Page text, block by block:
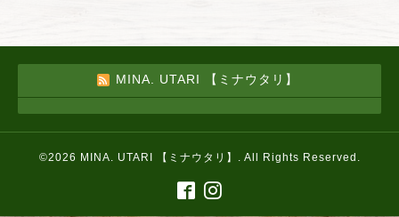
MINA. UTARI 【ミナウタリ】
©2026 MINA. UTARI 【ミナウタリ】 . All Rights Reserved.